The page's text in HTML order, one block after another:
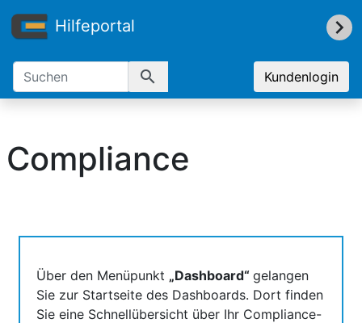
Hilfeportal
search Kundenlogin
Compliance
Über den Menüpunkt „Dashboard“ gelangen
Sie zur Startseite des Dashboards. Dort finden
Sie eine Schnellübersicht über Ihr Compliance-